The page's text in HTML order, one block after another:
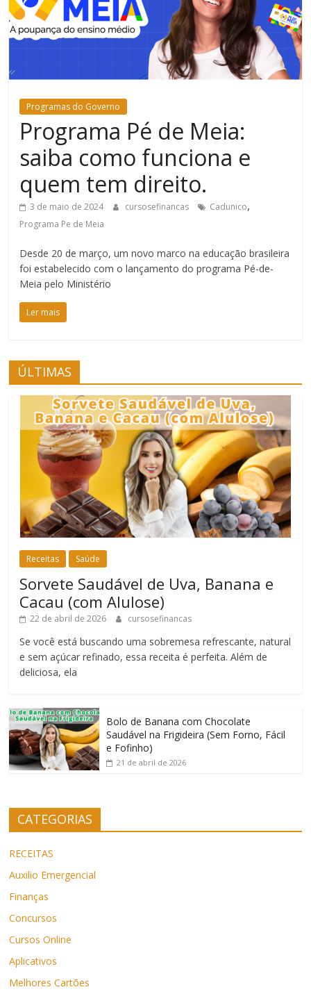
Estar
Programas do Governo
Programa Pé de Meia:
saiba como funciona e
quem tem direito.
3 de maio de 2024 cursosefinancas Cadunico,
Programa Pe de Meia
Desde 20 de março, um novo marco na educação brasileira
foi estabelecido com o lançamento do programa Pé-de-
Meia pelo Ministério
Ler mais
ÚLTIMAS
Receitas Saúde
Sorvete Saudável de Uva, Banana e
Cacau (com Alulose)
22 de abril de 2026 cursosefinancas
Se você está buscando uma sobremesa refrescante, natural
e sem açúcar refinado, essa receita é perfeita. Além de
deliciosa, ela
Bolo de Banana com Chocolate
Saudável na Frigideira (Sem Forno, Fácil
e Fofinho)
21 de abril de 2026
CATEGORIAS
RECEITAS
Auxilio Emergencial
Finanças
Concursos
Cursos Online
Aplicativos
Melhores Cartões